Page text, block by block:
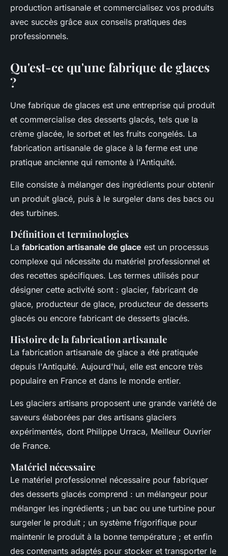
production artisanale et commercialisez vos produits
avec succès grâce aux conseils pratiques des
professionnels.
Qu'est-ce qu'une fabrique de glaces
?
Une fabrique de glaces est une entreprise qui produit
et commercialise des desserts glacés, tels que la
crème glacée, le sorbet et les fruits congelés. La
fabrication artisanale de glace à la ferme est une
pratique ancienne qui remonte à l'Antiquité.
Elle consiste à mélanger des ingrédients pour obtenir
un produit glacé, puis à le surgeler dans des bacs ou
des turbines.
Définition et terminologies
La fabrication artisanale de glace est un processus
complexe qui nécessite du matériel professionnel et
des recettes spécifiques. Les termes utilisés pour
désigner cette activité sont : glacier, fabricant de
glace, producteur de glace, producteur de desserts
glacés ou encore fabricant de desserts glacés.
Histoire de la fabrication artisanale
La fabrication artisanale de glace a été pratiquée
depuis l'Antiquité. Aujourd'hui, elle est encore très
populaire en France et dans le monde entier.
Les glaciers artisans proposent une grande variété de
saveurs élaborées par des artisans glaciers
expérimentés, dont Philippe Urraca, Meilleur Ouvrier
de France.
Matériel nécessaire
Le matériel professionnel nécessaire pour fabriquer
des desserts glacés comprend : un mélangeur pour
mélanger les ingrédients ; un bac ou une turbine pour
surgeler le produit ; un système frigorifique pour
maintenir le produit à la bonne température ; et enfin
des contenants adaptés pour stocker et transporter le